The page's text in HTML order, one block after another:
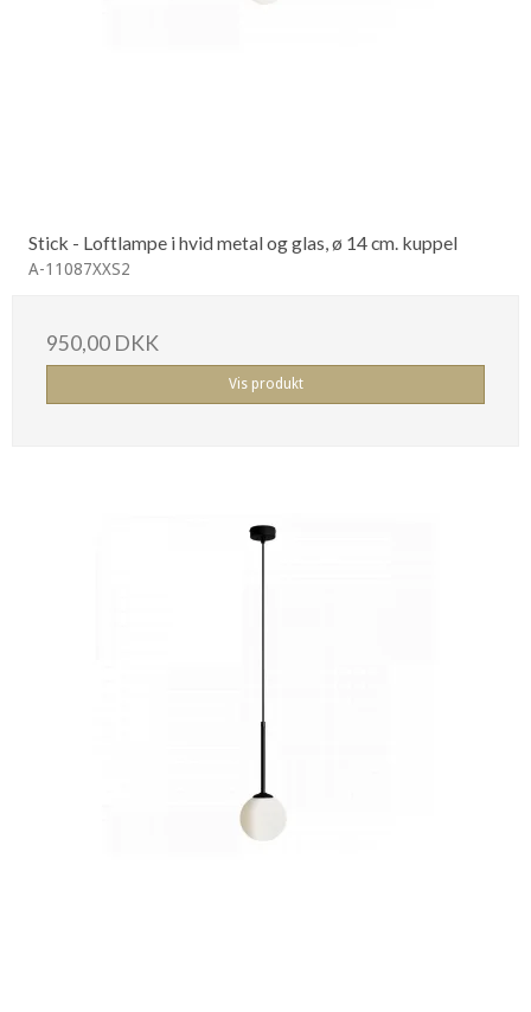
Stick - Loftlampe i hvid metal og glas, ø 14 cm. kuppel
A-11087XXS2
950,00 DKK
Vis produkt